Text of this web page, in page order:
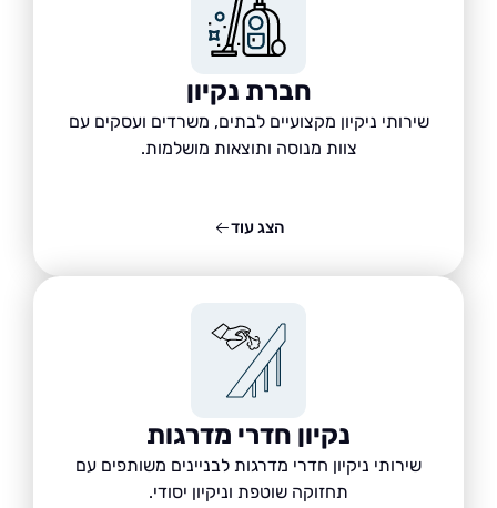
חברת נקיון
שירותי ניקיון מקצועיים לבתים, משרדים ועסקים עם
צוות מנוסה ותוצאות מושלמות.
נקיון חדרי מדרגות
שירותי ניקיון חדרי מדרגות לבניינים משותפים עם
תחזוקה שוטפת וניקיון יסודי.